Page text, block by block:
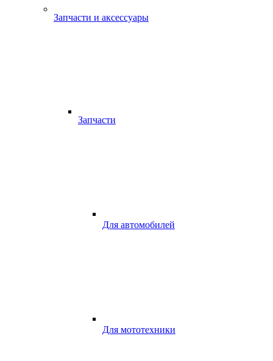
Запчасти и аксессуары
Запчасти
Для автомобилей
Для мототехники